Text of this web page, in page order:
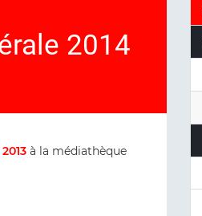
2014
à la médiathèque